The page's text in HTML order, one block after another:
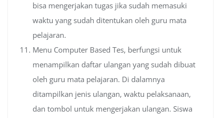
bisa mengerjakan tugas jika sudah memasuki
waktu yang sudah ditentukan oleh guru mata
pelajaran.
Menu Computer Based Tes, berfungsi untuk
menampilkan daftar ulangan yang sudah dibuat
oleh guru mata pelajaran. Di dalamnya
ditampilkan jenis ulangan, waktu pelaksanaan,
dan tombol untuk mengerjakan ulangan. Siswa